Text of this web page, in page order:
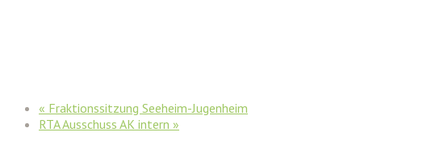
« Fraktionssitzung Seeheim-Jugenheim
RTA Ausschuss AK intern »